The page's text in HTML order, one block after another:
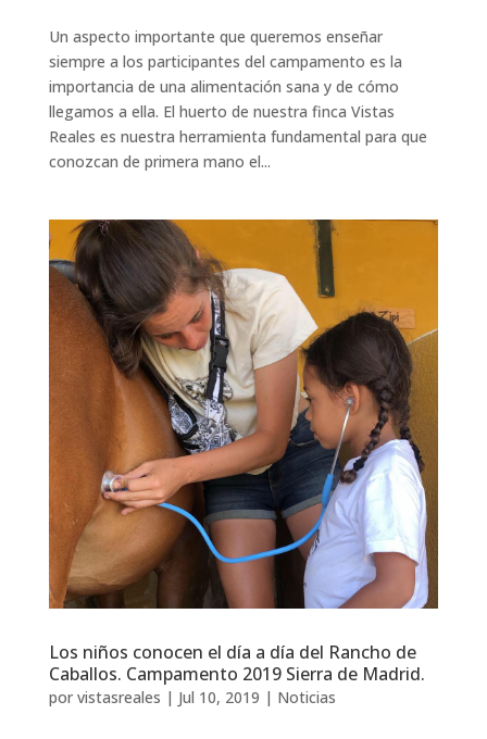
Un aspecto importante que queremos enseñar
siempre a los participantes del campamento es la
importancia de una alimentación sana y de cómo
llegamos a ella. El huerto de nuestra finca Vistas
Reales es nuestra herramienta fundamental para que
conozcan de primera mano el...
Los niños conocen el día a día del Rancho de
Caballos. Campamento 2019 Sierra de Madrid.
por vistasreales | Jul 10, 2019 | Noticias